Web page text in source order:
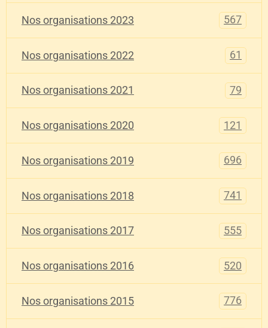
Nos organisations 2023 567
Nos organisations 2022 61
Nos organisations 2021 79
Nos organisations 2020 121
Nos organisations 2019 696
Nos organisations 2018 741
Nos organisations 2017 555
Nos organisations 2016 520
Nos organisations 2015 776